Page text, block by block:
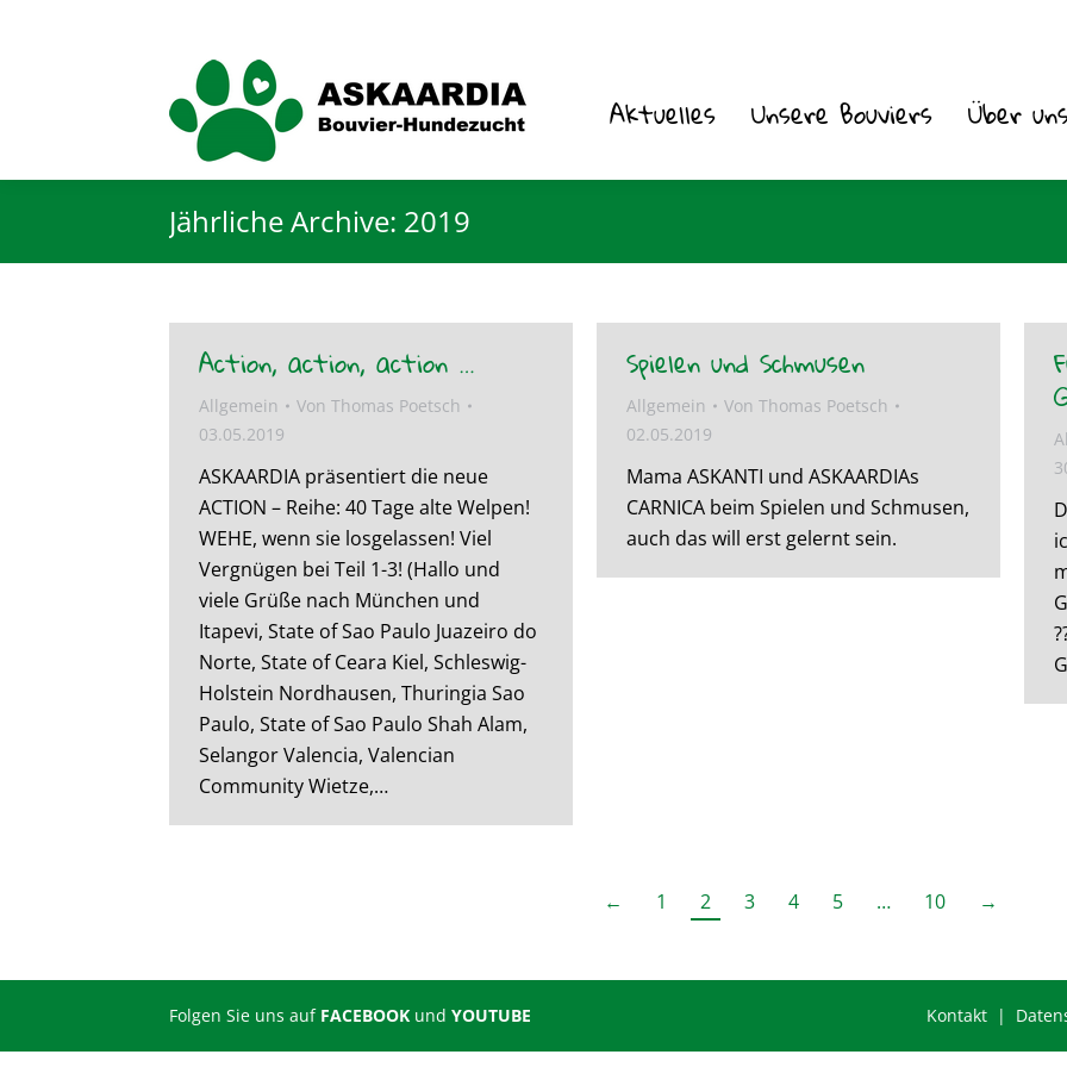
Aktuelles Unsere Bouviers Über
Jährliche Archive: 2019
Action, action, action …
Allgemein Von Thomas Poetsch
03.05.2019
ASKAARDIA präsentiert die neue
ACTION – Reihe: 40 Tage alte Welpen!
WEHE, wenn sie losgelassen! Viel
Vergnügen bei Teil 1-3! (Hallo und
viele Grüße nach München und
Itapevi, State of Sao Paulo Juazeiro do
Norte, State of Ceara Kiel, Schleswig-
Holstein Nordhausen, Thuringia Sao
Paulo, State of Sao Paulo Shah Alam,
Selangor Valencia, Valencian
Community Wietze,…
Spielen und Schmusen
Allgemein Von Thomas Poetsch
02.05.2019
Mama ASKANTI und ASKAARDIAs
CARNICA beim Spielen und Schmusen,
auch das will erst gelernt sein.
← 1 2 3 4 5 … 10 →
Folgen Sie uns auf FACEBOOK und YOUTUBE Kontakt |
Aktuelles Unsere Bouviers Über